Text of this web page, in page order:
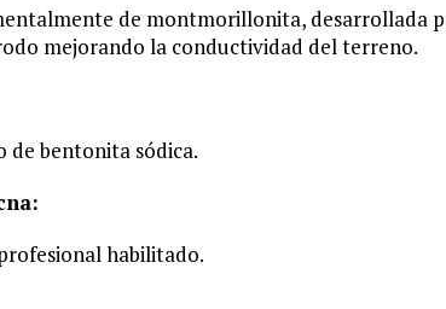
de montmorillonita, desarrollada
mejorando la conductividad del terreno.
de bentonita sódica.
habilitado.